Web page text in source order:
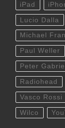
iPad
Lucio Dalla
Michael
Paul Weller
Peter Gabriel
Radiohead
Vasco Rossi
Wilco